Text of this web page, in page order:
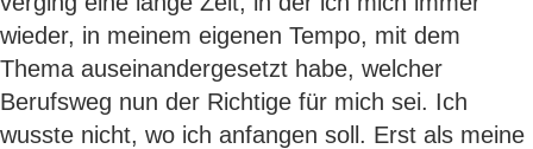
wieder, in meinem eigenen Tempo, mit dem
Thema auseinandergesetzt habe, welcher
Berufsweg nun der Richtige für mich sei. Ich
wusste nicht, wo ich anfangen soll. Erst als meine